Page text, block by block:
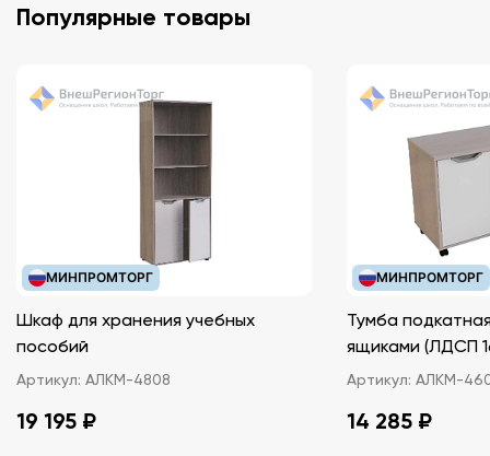
Популярные товары
МИНПРОМТОРГ
Шкаф для хранения учебных
пособий
Артикул: АЛКМ-4808
19 195 ₽
МИНПРОМТОРГ
Тумба
ящиками
Артикул: АЛКМ-
14 285 ₽